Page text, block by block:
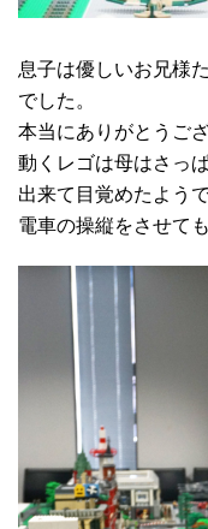
息子は優しいお兄様
でした。
本当にありがとうご
動くレゴは母はさっ
出来て目覚めたよう
電車の操縦をさせて